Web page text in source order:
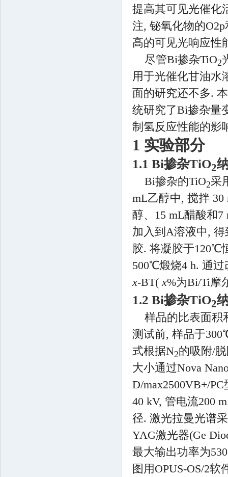
提高其可见光催化
注, 铋氧化物的
高的可见光响应性
尽管Bi掺杂TiO2
用于光催化甘油水
面的研究还不多.
统研究了Bi掺杂量
制氢反应性能的影
1 实验部分
1.1 Bi掺杂TiO2
Bi掺杂的TiO2采
mL乙醇中, 搅拌
醇、15 mL醋酸和
加入到A溶液中,
胶. 将凝胶于120℃
500℃煅烧4 h. 通
x-BT( x%为Bi/Ti摩
1.2 Bi掺杂TiO2
样品的比表面积
测试前, 样品于
式根据N2的吸附/
大小通过Nova
D/max2500VB+/
40 kV, 管电流200
径. 激光拉曼光谱
YAG激光器(Ge
最大输出功率为
图用OPUS-OS/2